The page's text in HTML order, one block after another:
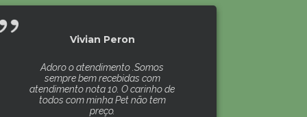
Vivian Peron
Adoro o atendimento .Somos
sempre bem recebidas com
atendimento nota 10. O carinho de
todos com minha Pet não tem
preço.